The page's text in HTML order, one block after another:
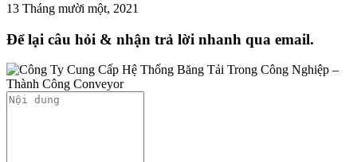
13 Tháng mười một, 2021
Để lại câu hỏi & nhận trả lời nhanh qua email.